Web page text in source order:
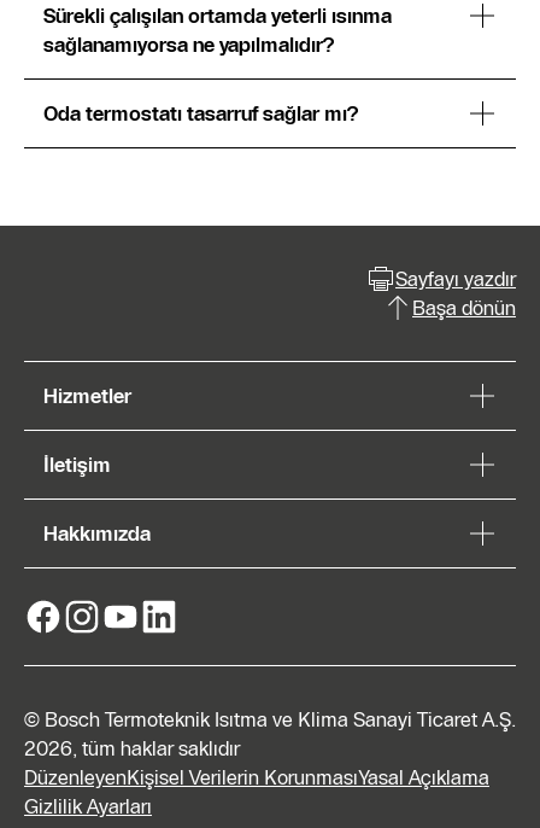
Sürekli çalışılan ortamda yeterli ısınma
sağlanamıyorsa ne yapılmalıdır?
Oda termostatı tasarruf sağlar mı?
Sayfayı yazdır
Başa dönün
Hizmetler
İletişim
Hakkımızda
© Bosch Termoteknik Isıtma ve Klima Sanayi Ticaret A.Ş.
2026, tüm haklar saklıdır
DüzenleyenKişisel Verilerin KorunmasıYasal Açıklama
Gizlilik Ayarları